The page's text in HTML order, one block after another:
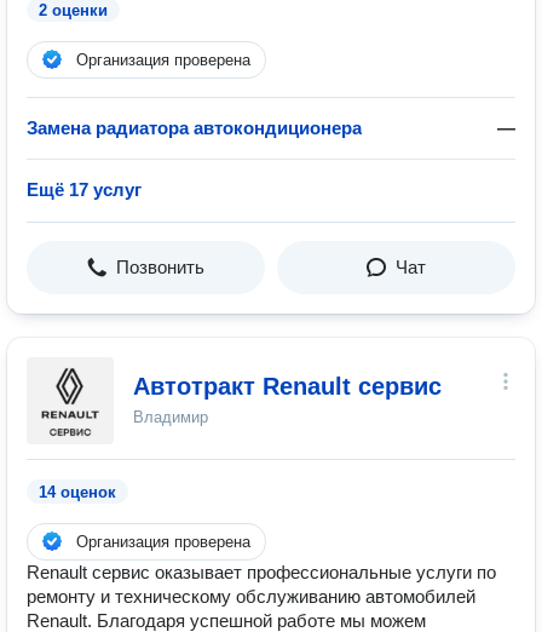
2 оценки
Организация проверена
Замена радиатора автокондиционера —
Ещё 17 услуг
Позвонить Чат
Автотракт Renault сервис
Владимир
14 оценок
Организация проверена
Renault сервис оказывает профессиональные услуги по
ремонту и техническому обслуживанию автомобилей
Renault. Благодаря успешной работе мы можем